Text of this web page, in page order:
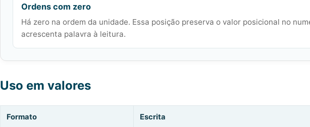
Ordens com zero
Há zero na ordem da unidade. Essa posição preserva o valor posicional no
acrescenta palavra à leitura.
Uso em valores
Formato Escrita